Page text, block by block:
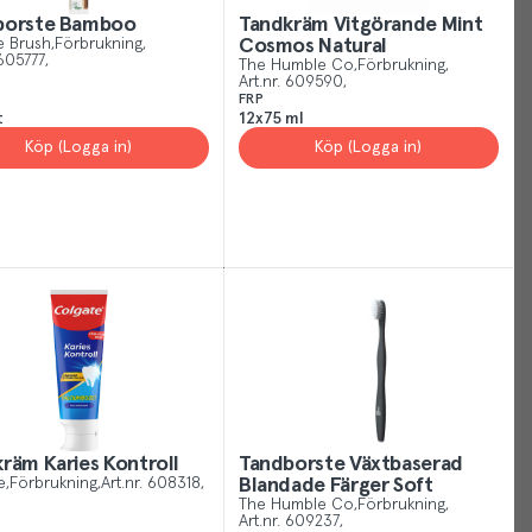
Bamboo
Brush Förbrukning
Köp (Logga in)
Tandkräm Vitgörande Mint
Cosmos Natural
The Humble Co Förbrukning
Art.nr. 609590
FRP
12x75 ml
Köp (Logga in)
Karies Kontroll
Förbrukning Art.nr. 608318
Tandborste Växtbaserad
Blandade Färger Soft
The Humble Co Förbrukning
Art.nr. 609237
Cookies
other
sites,
cookies
give
you
the
best
experience
possible,